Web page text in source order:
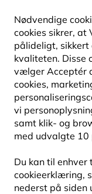
Nødvendige
cookies sikrer, at
pålideligt, sikkert
kvaliteten. Disse
vælger Acceptér
cookies,
vi
samt klik- og
med udvalgte 10
Du kan til
cookieerklæring,
nederst på siden
Skab en åben og
fugle. Hos Vivara
til store og små
24 produkter
10% RABAT